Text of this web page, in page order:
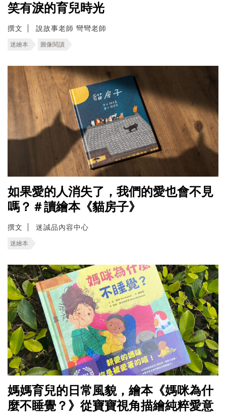
笑有淚的育兒時光
撰文 說故事老師 彎彎老師
迷繪本 圖像閱讀
如果愛的人消失了，我們的愛也會不見
嗎？＃讀繪本《貓房子》
撰文 迷誠品內容中心
迷繪本
媽媽育兒的日常風貌，繪本《媽咪為什
麼不睡覺？》從寶寶視角描繪純粹愛意